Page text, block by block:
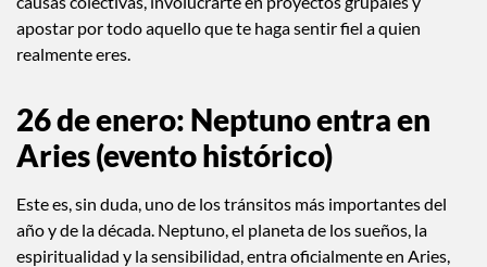
La energía de Acuario nos invita a cuestionar lo establecido, a
soñar en grande y a mirar el futuro con más esperanza. Es un
mes perfecto para salir de tu zona de confort, conectar con
apostar por todo aquello que te haga sentir fiel a quien
realmente eres.
26 de enero: Neptuno entra en
Aries (evento histórico)